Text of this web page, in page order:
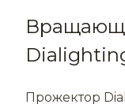
Прожектор